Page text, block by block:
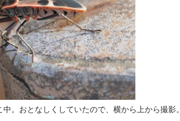
。おとなしくしていたので、横から上から撮影。